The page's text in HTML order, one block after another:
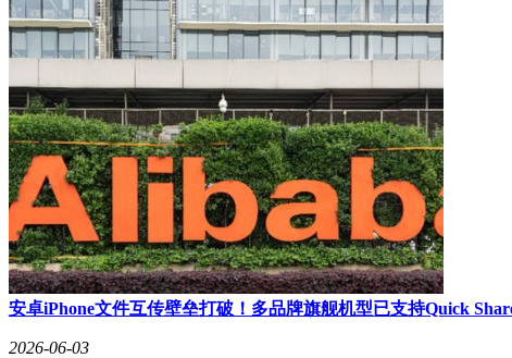
初见Leion Hey2，其外观设计便颠覆了传统AR眼镜的“科技感”
场人无需担心“社死”——戴着它与老板汇报工作，旁人几乎察觉
耳后无酸胀，甚至无需频繁调整眼镜位置。
作为一款翻译眼镜，显示与拾音性能是核心。Leion Hey2采用单
时的持续翻译续航。其1500尼特的入眼亮度彻底解决了AR眼镜“
刚需。
安卓iPhone文件互传壁垒打破！多品牌旗舰机型已支持Quick
2026-06-03